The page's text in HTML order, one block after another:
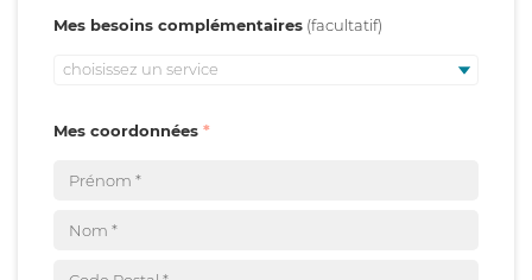
Mes besoins complémentaires
choisissez un service
Mes coordonnées